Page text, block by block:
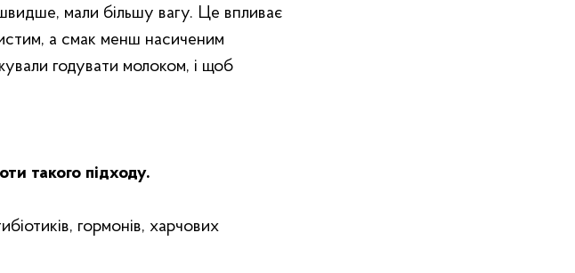
мали більшу вагу. Це впливає
а смак менш насиченим
годувати молоком, і щоб
такого підходу.
гормонів, харчових